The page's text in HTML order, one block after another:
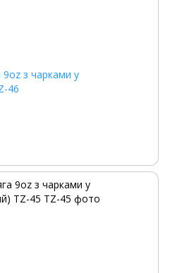
9oz з чарками у
46